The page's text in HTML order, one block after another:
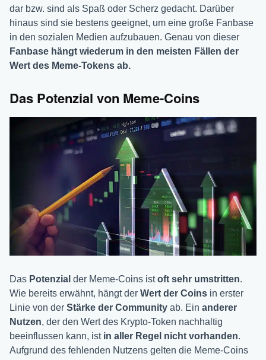
dar bzw. sind als Spaß oder Scherz gedacht. Darüber
hinaus sind sie bestens geeignet, um eine große Fanbase
in den sozialen Medien aufzubauen. Genau von dieser
Fanbase hängt wiederum in den meisten Fällen der
Wert des Meme-Tokens ab.
Das Potenzial von Meme-Coins
Das Potenzial der Meme-Coins istoft sehr umstritten.
Wie bereits erwähnt, hängt der Wert der Coins in erster
Linie von der Stärke der Community ab. Ein anderer
Nutzen, der den Wert des Krypto-Token nachhaltig
beeinflussen kann, ist in aller Regel nicht vorhanden.
Aufgrund des fehlenden Nutzens gelten die Meme-Coins